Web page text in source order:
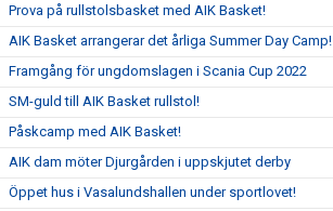
Prova på rullstolsbasket med AIK Basket!
AIK Basket arrangerar det årliga Summer Day Camp!
Framgång för ungdomslagen i Scania Cup 2022
SM-guld till AIK Basket rullstol!
Påskcamp med AIK Basket!
AIK dam möter Djurgården i uppskjutet derby
Öppet hus i Vasalundshallen under sportlovet!